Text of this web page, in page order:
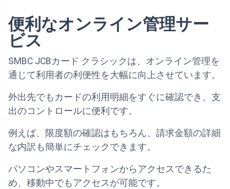
便利なオンライン管理サー
ビス
SMBC JCBカード クラシックは、オンライン管理を
通じて利用者の利便性を大幅に向上させています。
外出先でもカードの利用明細をすぐに確認でき、支
出のコントロールに便利です。
例えば、限度額の確認はもちろん、請求金額の詳細
な内訳も簡単にチェックできます。
パソコンやスマートフォンからアクセスできるた
め、移動中でもアクセスが可能です。